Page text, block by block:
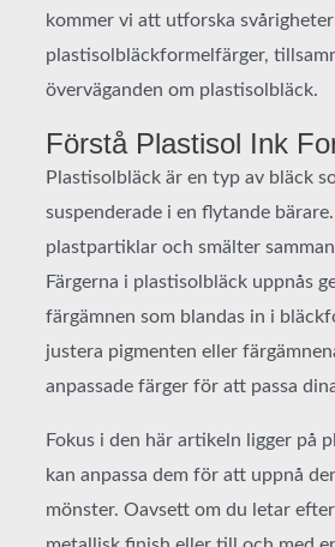
kommer vi att utforska
plastisolbläckformelfärger,
överväganden om plastisolbläck.
Förstå Plastisol Ink
Plastisolbläck är en typ av bläck
suspenderade i en flytande
plastpartiklar och smälter
Färgerna i plastisolbläck uppnås
färgämnen som blandas in i
justera pigmenten eller
anpassade färger för att passa
Fokus i den här artikeln ligger på
kan anpassa dem för att uppnå
mönster. Oavsett om du letar